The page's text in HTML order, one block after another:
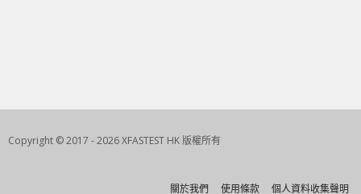
Copyright © 2017 - 2026 XFASTEST HK 版權所有
關於我們 使用條款 個人資料收集聲明